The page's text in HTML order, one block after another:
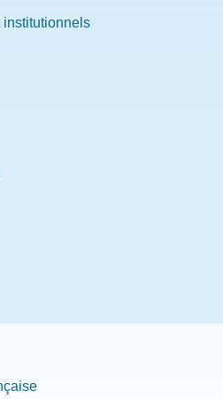
institutionnels